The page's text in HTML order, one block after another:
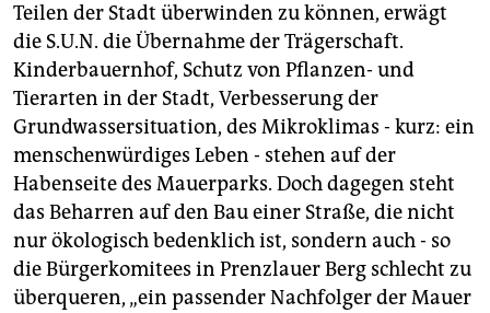
Teilen der Stadt überwinden zu können, erwägt
die S.U.N. die Übernahme der Trägerschaft.
Kinderbauernhof, Schutz von Pflanzen- und
Tierarten in der Stadt, Verbesserung der
Grundwassersituation, des Mikroklimas - kurz: ein
menschenwürdiges Leben - stehen auf der
Habenseite des Mauerparks. Doch dagegen steht
das Beharren auf den Bau einer Straße, die nicht
nur ökologisch bedenklich ist, sondern auch - so
die Bürgerkomitees in Prenzlauer Berg schlecht zu
überqueren, „ein passender Nachfolger der Mauer